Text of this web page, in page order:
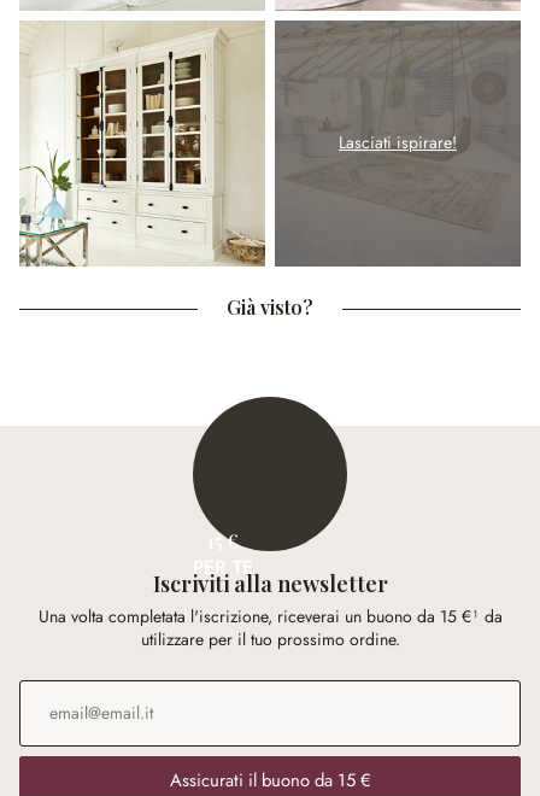
Lasciati ispirare!
Già visto?
15 €
PER TE
Iscriviti alla newsletter
Una volta completata l'iscrizione, riceverai un buono da 15 €¹ da
utilizzare per il tuo prossimo ordine.
Indirizzo e-mail
Assicurati il buono da 15 €